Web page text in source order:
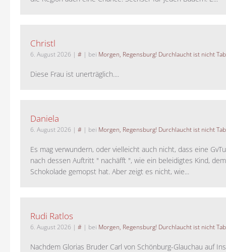
Christl
6. August 2026 | # | bei Morgen, Regensburg! Durchlaucht ist nicht
Diese Frau ist unerträglich....
Daniela
6. August 2026 | # | bei Morgen, Regensburg! Durchlaucht ist nicht
Es mag verwundern, oder vielleicht auch nicht, dass eine
nach dessen Auftritt " nachäfft ", wie ein beleidigtes Kind,
Schokolade gemopst hat. Aber zeigt es nicht, wie...
Rudi Ratlos
6. August 2026 | # | bei Morgen, Regensburg! Durchlaucht ist nicht
Nachdem Glorias Bruder Carl von Schönburg-Glauchau auf